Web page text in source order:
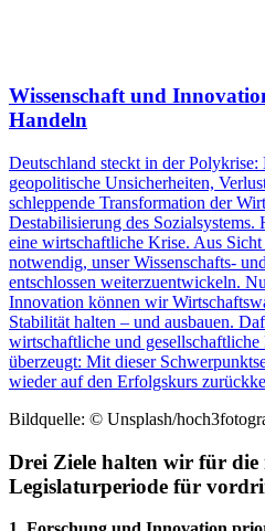
Wissenschaft und
Handeln
Deutschland steckt in der
geopolitische Unsicherheiten,
schleppende Transformation der
Destabilisierung des
eine wirtschaftliche Krise. Aus
notwendig, unser Wissenschafts-
entschlossen weiterzuentwickeln.
Innovation können wir
Stabilität halten – und ausbauen.
wirtschaftliche und
überzeugt: Mit dieser
wieder auf den Erfolgskurs
Bildquelle: © Unsplash/
Drei Ziele halten wir für die
Legislaturperiode für